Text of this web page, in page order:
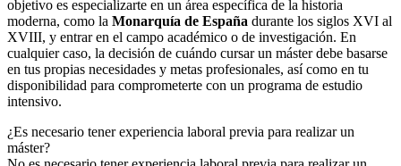
objetivo es especializarte en un área específica de la historia
moderna, como la Monarquía de España durante los siglos XVI al
XVIII, y entrar en el campo académico o de investigación. En
cualquier caso, la decisión de cuándo cursar un máster debe basarse
en tus propias necesidades y metas profesionales, así como en tu
disponibilidad para comprometerte con un programa de estudio
intensivo.
¿Es necesario tener experiencia laboral previa para realizar un
máster?